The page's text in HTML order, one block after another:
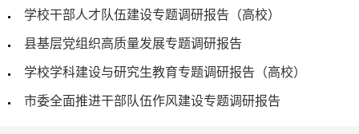
学校干部人才队伍建设专题调研报告（高校）
县基层党组织高质量发展专题调研报告
学校学科建设与研究生教育专题调研报告（高校）
市委全面推进干部队伍作风建设专题调研报告